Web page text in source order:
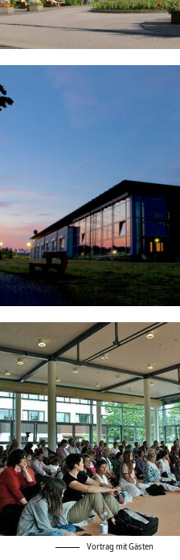
Vortrag mit Gästen